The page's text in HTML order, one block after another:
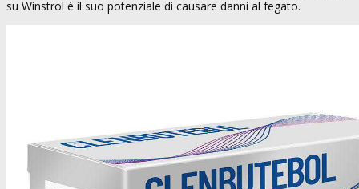
su Winstrol è il suo potenziale di causare danni al fegato.